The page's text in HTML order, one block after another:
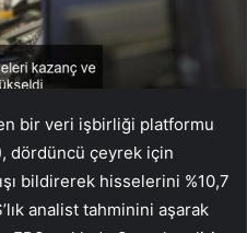
bir veri işbirliği platformu
dördüncü çeyrek için
bildirerek hisselerini %10,7
analist tahminini aşarak